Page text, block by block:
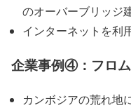
のオーバーブリッジ
インターネットを利
企業事例④：フロ
カンボジアの荒れ地